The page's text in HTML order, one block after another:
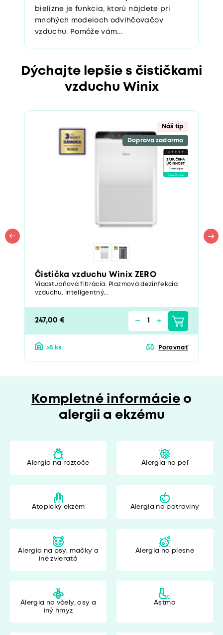
mnohých modeloch odvlhčovačov
vzduchu. Pomôže vám...
vzduchu Winix
Doprava zadarmo
Čistička vzduchu Winix ZERO
Viacstupňová filtrácia. Plazmová dezinfekcia
247,00 €
>5 ks Porovnať
alergii a ekzému
Alergia na roztoče Alergia na peľ
Atopický ekzém Alergia na potraviny
Alergia na psy, mačky a
iné zvieratá
Alergia na plesne
Alergia na včely, osy a
iný hmyz
Astma